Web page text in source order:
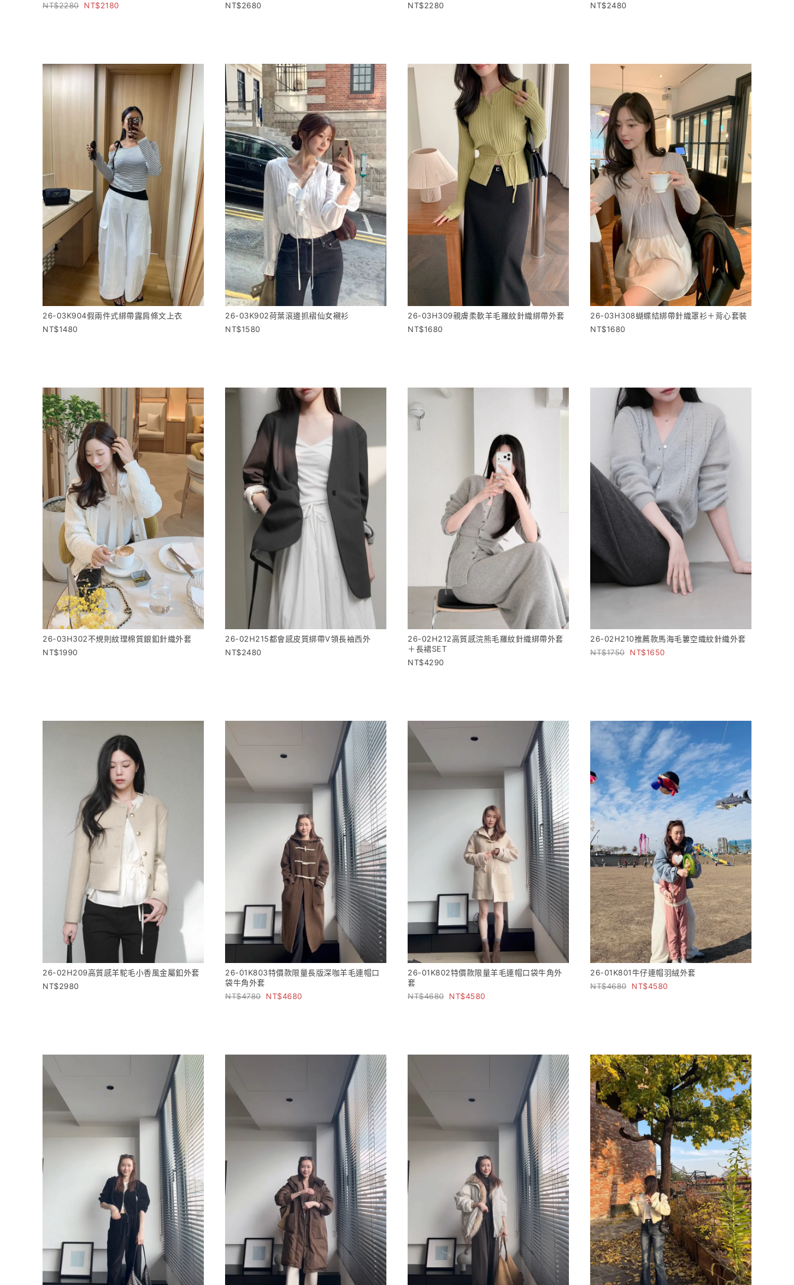
2280
2180
2680
2280
2480
26-03K904假兩件式綁帶露肩條文上衣
1480
26-03K902荷葉滾邊抓褶仙女襯衫
1580
26-03H309親膚柔軟羊毛羅紋針織綁帶外套
1680
26-03H308蝴蝶結綁帶針織罩衫＋背心套裝
1680
26-03H302不規則紋理棉質銀釦針織外套
1990
26-02H215都會感皮質綁帶V領長袖西外
2480
26-02H212高質感浣熊毛羅紋針織綁帶外套
＋長裙SET
4290
26-02H210推薦款馬海毛簍空織紋針織外套
1750
1650
26-02H209高質感羊駝毛小香風金屬釦外套
2980
26-01K803特價款限量長版深咖羊毛連帽口
袋牛角外套
4780
4680
26-01K802特價款限量羊毛連帽口袋牛角外
套
4680
4580
26-01K801牛仔連帽羽絨外套
4680
4580